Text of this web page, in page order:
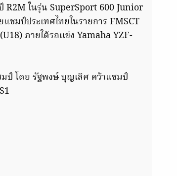
ในรุ่น SuperSport 600 Junior
มป์ประเทศไทยในรายการ FMSCT
ภายใต้รถแข่ง Yamaha YZF-
ป์ โดย รัฐพงษ์ บุญเลิศ คว้าแชมป์